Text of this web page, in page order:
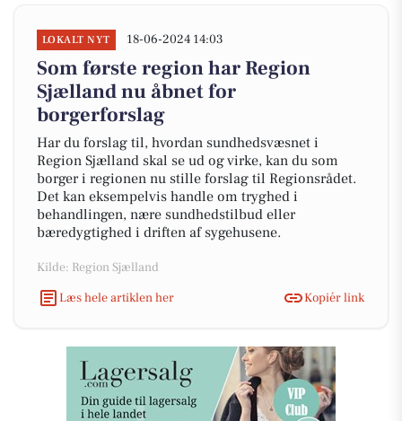
LOKALT NYT 18-06-2024 14:03
Som første region har Region
Sjælland nu åbnet for
borgerforslag
Har du forslag til, hvordan sundhedsvæsnet i
Region Sjælland skal se ud og virke, kan du som
borger i regionen nu stille forslag til Regionsrådet.
Det kan eksempelvis handle om tryghed i
behandlingen, nære sundhedstilbud eller
bæredygtighed i driften af sygehusene.
Kilde: Region Sjælland
Læs hele artiklen her
Kopiér link